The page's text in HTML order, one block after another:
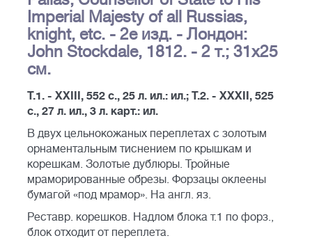
Imperial Majesty of all Russias,
knight, etc. - 2е изд. - Лондон:
John Stockdale, 1812. - 2 т.; 31х25
см.
Т.1. - XXIII, 552 с., 25 л. ил.: ил.; Т.2. - XXXII, 525
с., 27 л. ил., 3 л. карт.: ил.
В двух цельнокожаных переплетах с золотым
орнаментальным тиснением по крышкам и
корешкам. Золотые дублюры. Тройные
мраморированные обрезы. Форзацы оклеены
бумагой «под мрамор». На англ. яз.
Реставр. корешков. Надлом блока т.1 по форз.,
блок отходит от переплета.